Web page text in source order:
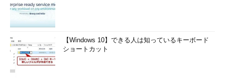
【Windows 10】できる人は知っているキーボード
ショートカット